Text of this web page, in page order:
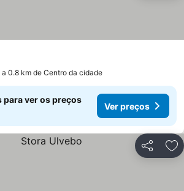
a 0.8 km de Centro da cidade
para ver os preços
Ver preços
Partilhar